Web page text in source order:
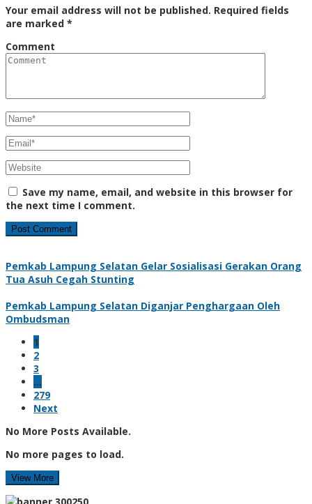
Your email address will not be published. Required fields
are marked *
Comment
Save my name, email, and website in this browser for
the next time I comment.
Pemkab Lampung Selatan Gelar Sosialisasi Gerakan Orang
Tua Asuh Cegah Stunting
Pemkab Lampung Selatan Diganjar Penghargaan Oleh
Ombudsman
1
2
3
…
279
Next
No More Posts Available.
No more pages to load.
View More